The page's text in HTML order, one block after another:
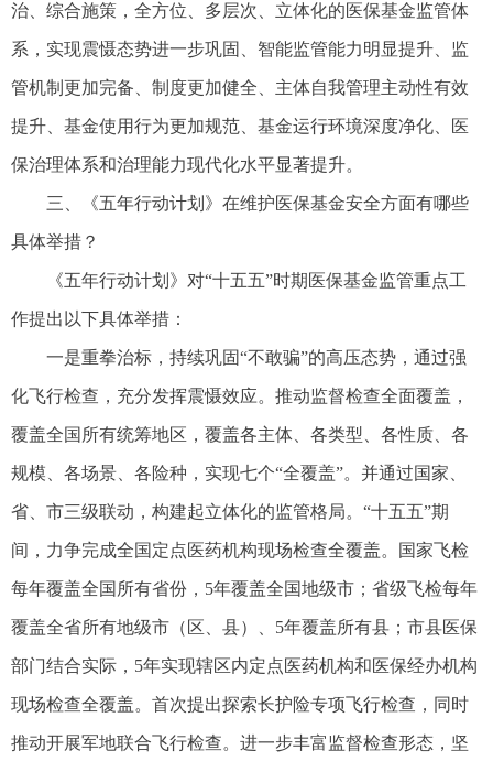
治、综合施策，全方位、多层次、立体化的医保基金监管体
系，实现震慑态势进一步巩固、智能监管能力明显提升、监
管机制更加完备、制度更加健全、主体自我管理主动性有效
提升、基金使用行为更加规范、基金运行环境深度净化、医
保治理体系和治理能力现代化水平显著提升。
三、《五年行动计划》在维护医保基金安全方面有哪些
具体举措？
《五年行动计划》对“十五五”时期医保基金监管重点工
作提出以下具体举措：
一是重拳治标，持续巩固“不敢骗”的高压态势，通过强
化飞行检查，充分发挥震慑效应。推动监督检查全面覆盖，
覆盖全国所有统筹地区，覆盖各主体、各类型、各性质、各
规模、各场景、各险种，实现七个“全覆盖”。并通过国家、
省、市三级联动，构建起立体化的监管格局。“十五五”期
间，力争完成全国定点医药机构现场检查全覆盖。国家飞检
每年覆盖全国所有省份，5年覆盖全国地级市；省级飞检每年
覆盖全省所有地级市（区、县）、5年覆盖所有县；市县医保
部门结合实际，5年实现辖区内定点医药机构和医保经办机构
现场检查全覆盖。首次提出探索长护险专项飞行检查，同时
推动开展军地联合飞行检查。进一步丰富监督检查形态，坚